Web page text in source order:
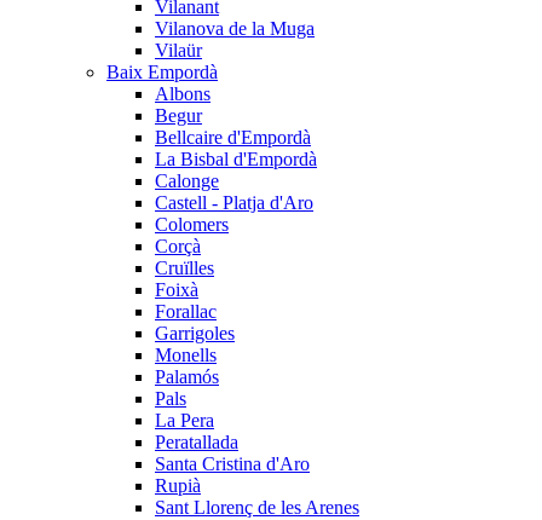
Vilanant
Vilanova de la Muga
Vilaür
Baix Empordà
Albons
Begur
Bellcaire d'Empordà
La Bisbal d'Empordà
Calonge
Castell - Platja d'Aro
Colomers
Corçà
Cruïlles
Foixà
Forallac
Garrigoles
Monells
Palamós
Pals
La Pera
Peratallada
Santa Cristina d'Aro
Rupià
Sant Llorenç de les Arenes